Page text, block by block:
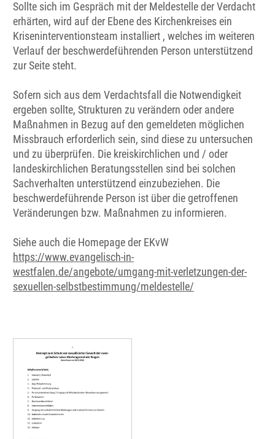
Sollte sich im Gespräch mit der Meldestelle der Verdacht
erhärten, wird auf der Ebene des Kirchenkreises ein
Kriseninterventionsteam installiert , welches im weiteren
Verlauf der beschwerdeführenden Person unterstützend
zur Seite steht.
Sofern sich aus dem Verdachtsfall die Notwendigkeit
ergeben sollte, Strukturen zu verändern oder andere
Maßnahmen in Bezug auf den gemeldeten möglichen
Missbrauch erforderlich sein, sind diese zu untersuchen
und zu überprüfen. Die kreiskirchlichen und / oder
landeskirchlichen Beratungsstellen sind bei solchen
Sachverhalten unterstützend einzubeziehen. Die
beschwerdeführende Person ist über die getroffenen
Veränderungen bzw. Maßnahmen zu informieren.
Siehe auch die Homepage der EKvW
https://www.evangelisch-in-
westfalen.de/angebote/umgang-mit-verletzungen-der-
sexuellen-selbstbestimmung/meldestelle/